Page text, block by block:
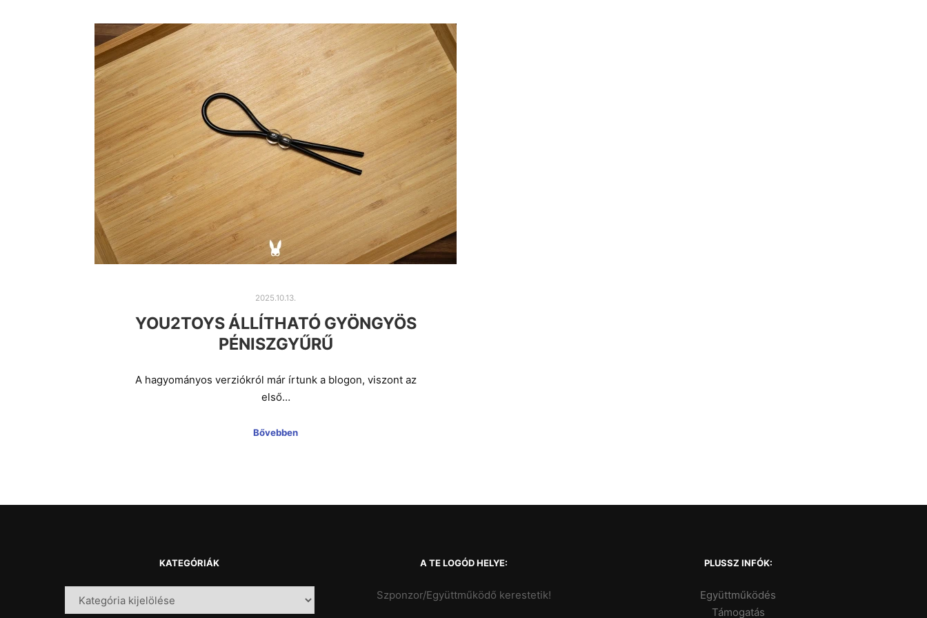
2025.10.13.
YOU2TOYS ÁLLÍTHATÓ GYÖNGYÖS
PÉNISZGYŰRŰ
A hagyományos verziókról már írtunk a blogon, viszont az
első…
Bővebben
KATEGÓRIÁK A TE LOGÓD HELYE:
Szponzor/Együttműködő kerestetik!
PLUSSZ INFÓK:
Együttműködés
Támogatás